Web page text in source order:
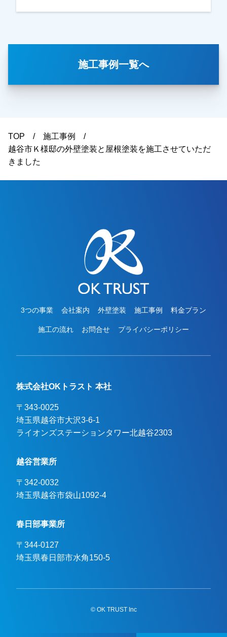
レーションなども含めて、外壁塗装の施工内容を
「仕上がりもとても綺麗で、色も思っていた通り
になりました」とのお言葉をいただき、ご満足い
ただけたようで私たちも大変嬉しく思っておりま
す。この度は大切なお住まいの外壁塗装工事をお
任せいただき、誠にありがとうございました。
施工事例一覧へ
TOP
施工事例
越谷市Ｋ様邸の外壁塗装と屋根塗装を施工させていただ
きました
3つの事業 会社案内 外壁塗装 施工事例 料金プラン
施工の流れ お問合せ プライバシーポリシー
株式会社OKトラスト 本社
〒343-0025
埼玉県越谷市大沢3-6-1
ライオンズステーションタワー北越谷2303
越谷営業所
〒342-0032
埼玉県越谷市袋山1092-4
春日部事業所
〒344-0127
埼玉県春日部市水角150-5
© OK TRUST Inc